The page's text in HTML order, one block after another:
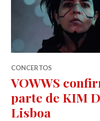
CONCERTOS
VOWWS
parte de KIM
Lisboa